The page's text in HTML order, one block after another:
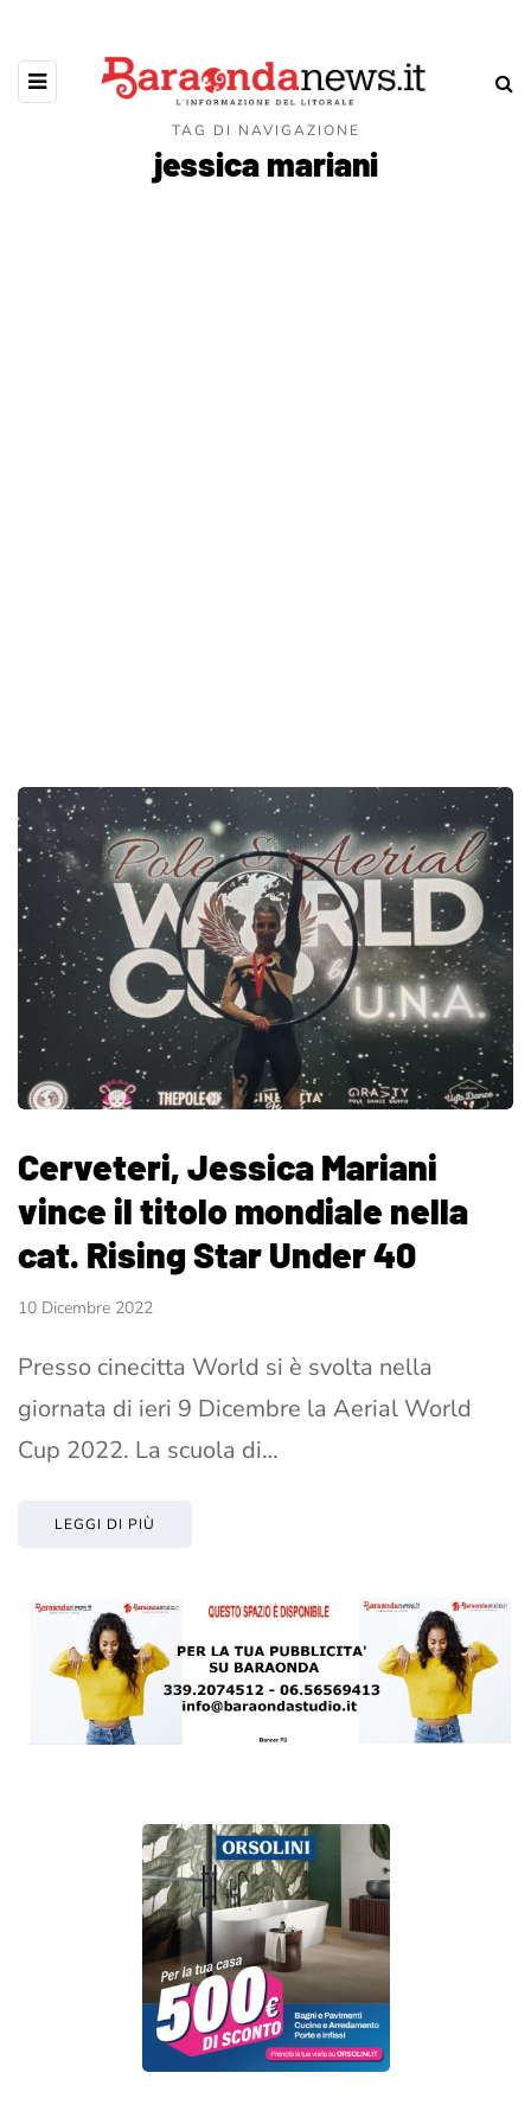
TAG DI NAVIGAZIONE
jessica mariani
Cerveteri, Jessica Mariani
vince il titolo mondiale nella
cat. Rising Star Under 40
10 Dicembre 2022
Presso cinecitta World si è svolta nella
giornata di ieri 9 Dicembre la Aerial World
Cup 2022. La scuola di…
LEGGI DI PIÙ